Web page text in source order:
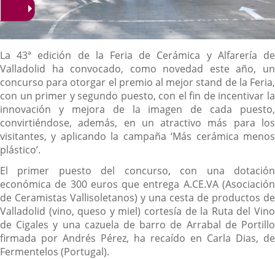
Descripción
La 43ª edición de la Feria de Cerámica y Alfarería de
Valladolid ha convocado, como novedad este año, un
concurso para otorgar el premio al mejor stand de la Feria,
con un primer y segundo puesto, con el fin de incentivar la
innovación y mejora de la imagen de cada puesto,
convirtiéndose, además, en un atractivo más para los
visitantes, y aplicando la campaña ‘Más cerámica menos
plástico’.
El primer puesto del concurso, con una dotación
económica de 300 euros que entrega A.CE.VA (Asociación
de Ceramistas Vallisoletanos) y una cesta de productos de
Valladolid (vino, queso y miel) cortesía de la Ruta del Vino
de Cigales y una cazuela de barro de Arrabal de Portillo
firmada por Andrés Pérez, ha recaído en Carla Dias, de
Fermentelos (Portugal).